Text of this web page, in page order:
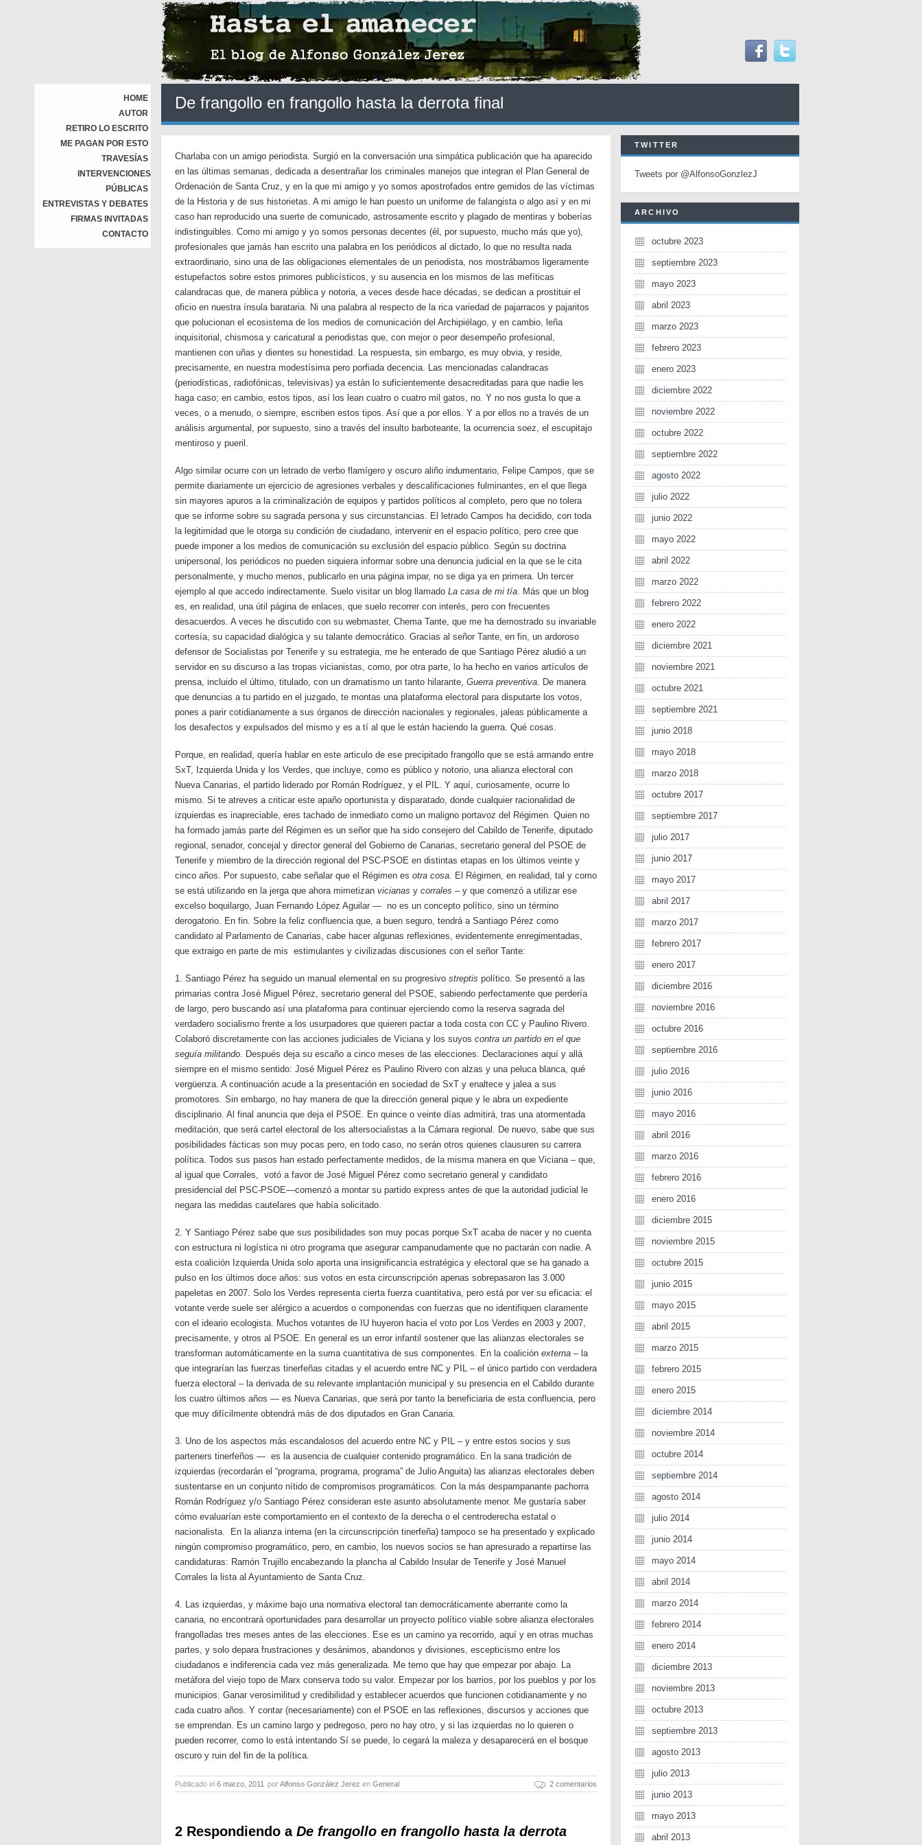
HOME
AUTOR
RETIRO LO ESCRITO
ME PAGAN POR ESTO
TRAVESÍAS
INTERVENCIONES
PÚBLICAS
ENTREVISTAS Y DEBATES
FIRMAS INVITADAS
CONTACTO
De frangollo en frangollo hasta la derrota final
Charlaba con un amigo periodista. Surgió en la conversación una simpática publicación que ha aparecido
en las últimas semanas, dedicada a desentrañar los criminales manejos que integran el Plan General de
Ordenación de Santa Cruz, y en la que mi amigo y yo somos apostrofados entre gemidos de las víctimas
de la Historia y de sus historietas. A mi amigo le han puesto un uniforme de falangista o algo así y en mi
caso han reproducido una suerte de comunicado, astrosamente escrito y plagado de mentiras y boberías
indistinguibles. Como mi amigo y yo somos personas decentes (él, por supuesto, mucho más que yo),
profesionales que jamás han escrito una palabra en los periódicos al dictado, lo que no resulta nada
extraordinario, sino una de las obligaciones elementales de un periodista, nos mostrábamos ligeramente
estupefactos sobre estos primores publicísticos, y su ausencia en los mismos de las mefíticas
calandracas que, de manera pública y notoria, a veces desde hace décadas, se dedican a prostituir el
oficio en nuestra ínsula barataria. Ni una palabra al respecto de la rica variedad de pajarracos y pajaritos
que polucionan el ecosistema de los medios de comunicación del Archipiélago, y en cambio, leña
inquisitorial, chismosa y caricatural a periodistas que, con mejor o peor desempeño profesional,
mantienen con uñas y dientes su honestidad. La respuesta, sin embargo, es muy obvia, y reside,
precisamente, en nuestra modestísima pero porfiada decencia. Las mencionadas calandracas
(periodísticas, radiofónicas, televisivas) ya están lo suficientemente desacreditadas para que nadie les
haga caso; en cambio, estos tipos, así los lean cuatro o cuatro mil gatos, no. Y no nos gusta lo que a
veces, o a menudo, o siempre, escriben estos tipos. Así que a por ellos. Y a por ellos no a través de un
análisis argumental, por supuesto, sino a través del insulto barboteante, la ocurrencia soez, el escupitajo
mentiroso y pueril.
Algo similar ocurre con un letrado de verbo flamígero y oscuro aliño indumentario, Felipe Campos, que se
permite diariamente un ejercicio de agresiones verbales y descalificaciones fulminantes, en el que llega
sin mayores apuros a la criminalización de equipos y partidos políticos al completo, pero que no tolera
que se informe sobre su sagrada persona y sus circunstancias. El letrado Campos ha decidido, con toda
la legitimidad que le otorga su condición de ciudadano, intervenir en el espacio político, pero cree que
puede imponer a los medios de comunicación su exclusión del espacio público. Según su doctrina
unipersonal, los periódicos no pueden siquiera informar sobre una denuncia judicial en la que se le cita
personalmente, y mucho menos, publicarlo en una página impar, no se diga ya en primera. Un tercer
ejemplo al que accedo indirectamente. Suelo visitar un blog llamado La casa de mi tía. Más que un blog
es, en realidad, una útil página de enlaces, que suelo recorrer con interés, pero con frecuentes
desacuerdos. A veces he discutido con su webmaster, Chema Tante, que me ha demostrado su invariable
cortesía, su capacidad dialógica y su talante democrático. Gracias al señor Tante, en fin, un ardoroso
defensor de Socialistas por Tenerife y su estrategia, me he enterado de que Santiago Pérez aludió a un
servidor en su discurso a las tropas vicianistas, como, por otra parte, lo ha hecho en varios artículos de
prensa, incluido el último, titulado, con un dramatismo un tanto hilarante, Guerra preventiva. De manera
que denuncias a tu partido en el juzgado, te montas una plataforma electoral para disputarte los votos,
pones a parir cotidianamente a sus órganos de dirección nacionales y regionales, jaleas públicamente a
los desafectos y expulsados del mismo y es a tí al que le están haciendo la guerra. Qué cosas.
Porque, en realidad, quería hablar en este articulo de ese precipitado frangollo que se está armando entre
SxT, Izquierda Unida y los Verdes, que incluye, como es público y notorio, una alianza electoral con
Nueva Canarias, el partido liderado por Román Rodríguez, y el PIL. Y aquí, curiosamente, ocurre lo
mismo. Si te atreves a criticar este apaño oportunista y disparatado, donde cualquier racionalidad de
izquierdas es inapreciable, eres tachado de inmediato como un maligno portavoz del Régimen. Quien no
ha formado jamás parte del Régimen es un señor que ha sido consejero del Cabildo de Tenerife, diputado
regional, senador, concejal y director general del Gobierno de Canarias, secretario general del PSOE de
Tenerife y miembro de la dirección regional del PSC-PSOE en distintas etapas en los últimos veinte y
cinco años. Por supuesto, cabe señalar que el Régimen es otra cosa. El Régimen, en realidad, tal y como
se está utilizando en la jerga que ahora mimetizan vicianas y corrales – y que comenzó a utilizar ese
excelso boquilargo, Juan Fernando López Aguilar — no es un concepto político, sino un término
derogatorio. En fin. Sobre la feliz confluencia que, a buen seguro, tendrá a Santiago Pérez como
candidato al Parlamento de Canarias, cabe hacer algunas reflexiones, evidentemente enregimentadas,
que extraigo en parte de mis estimulantes y civilizadas discusiones con el señor Tante:
1. Santiago Pérez ha seguido un manual elemental en su progresivo streptis político. Se presentó a las
primarias contra José Miguel Pérez, secretario general del PSOE, sabiendo perfectamente que perdería
de largo, pero buscando así una plataforma para continuar ejerciendo como la reserva sagrada del
verdadero socialismo frente a los usurpadores que quieren pactar a toda costa con CC y Paulino Rivero.
Colaboró discretamente con las acciones judiciales de Viciana y los suyos contra un partido en el que
seguía militando. Después deja su escaño a cinco meses de las elecciones. Declaraciones aquí y allá
siempre en el mismo sentido: José Miguel Pérez es Paulino Rivero con alzas y una peluca blanca, qué
vergüenza. A continuación acude a la presentación en sociedad de SxT y enaltece y jalea a sus
promotores. Sin embargo, no hay manera de que la dirección general pique y le abra un expediente
disciplinario. Al final anuncia que deja el PSOE. En quince o veinte días admitirá, tras una atormentada
meditación, que será cartel electoral de los altersocialistas a la Cámara regional. De nuevo, sabe que sus
posibilidades fácticas son muy pocas pero, en todo caso, no serán otros quienes clausuren su carrera
política. Todos sus pasos han estado perfectamente medidos, de la misma manera en que Viciana – que,
al igual que Corrales, votó a favor de José Miguel Pérez como secretario general y candidato
presidencial del PSC-PSOE—comenzó a montar su partido express antes de que la autoridad judicial le
negara las medidas cautelares que había solicitado.
2. Y Santiago Pérez sabe que sus posibilidades son muy pocas porque SxT acaba de nacer y no cuenta
con estructura ni logística ni otro programa que asegurar campanudamente que no pactarán con nadie. A
esta coalición Izquierda Unida solo aporta una insignificancia estratégica y electoral que se ha ganado a
pulso en los últimos doce años: sus votos en esta circunscripción apenas sobrepasaron las 3.000
papeletas en 2007. Solo los Verdes representa cierta fuerza cuantitativa, pero está por ver su eficacia: el
votante verde suele ser alérgico a acuerdos o componendas con fuerzas que no identifiquen claramente
con el ideario ecologista. Muchos votantes de IU huyeron hacia el voto por Los Verdes en 2003 y 2007,
precisamente, y otros al PSOE. En general es un error infantil sostener que las alianzas electorales se
transforman automáticamente en la suma cuantitativa de sus componentes. En la coalición externa – la
que integrarían las fuerzas tinerfeñas citadas y el acuerdo entre NC y PIL – el único partido con verdadera
fuerza electoral – la derivada de su relevante implantación municipal y su presencia en el Cabildo durante
los cuatro últimos años — es Nueva Canarias, que será por tanto la beneficiaria de esta confluencia, pero
que muy difícilmente obtendrá más de dos diputados en Gran Canaria.
3. Uno de los aspectos más escandalosos del acuerdo entre NC y PIL – y entre estos socios y sus
parteners tinerfeños — es la ausencia de cualquier contenido programático. En la sana tradición de
izquierdas (recordarán el “programa, programa, programa” de Julio Anguita) las alianzas electorales deben
sustentarse en un conjunto nítido de compromisos programáticos. Con la más despampanante pachorra
Román Rodríguez y/o Santiago Pérez consideran este asunto absolutamente menor. Me gustaría saber
cómo evaluarían este comportamiento en el contexto de la derecha o el centroderecha estatal o
nacionalista. En la alianza interna (en la circunscripción tinerfeña) tampoco se ha presentado y explicado
ningún compromiso programático, pero, en cambio, los nuevos socios se han apresurado a repartirse las
candidaturas: Ramón Trujillo encabezando la plancha al Cabildo Insular de Tenerife y José Manuel
Corrales la lista al Ayuntamiento de Santa Cruz.
4. Las izquierdas, y máxime bajo una normativa electoral tan democráticamente aberrante como la
canaria, no encontrará oportunidades para desarrollar un proyecto político viable sobre alianza electorales
frangolladas tres meses antes de las elecciones. Ese es un camino ya recorrido, aquí y en otras muchas
partes, y solo depara frustraciones y desánimos, abandonos y divisiones, escepticismo entre los
ciudadanos e indiferencia cada vez más generalizada. Me temo que hay que empezar por abajo. La
metáfora del viejo topo de Marx conserva todo su valor. Empezar por los barrios, por los pueblos y por los
municipios. Ganar verosimilitud y credibilidad y establecer acuerdos que funcionen cotidianamente y no
cada cuatro años. Y contar (necesariamente) con el PSOE en las reflexiones, discursos y acciones que
se emprendan. Es un camino largo y pedregoso, pero no hay otro, y si las izquierdas no lo quieren o
pueden recorrer, como lo está intentando Sí se puede, lo cegará la maleza y desaparecerá en el bosque
oscuro y ruin del fin de la política.
Publicado el 6 marzo, 2011 porAlfonso González Jerez en General 2 comentarios
2 Respondiendo a De frangollo en frangollo hasta la derrota
TWITTER
Tweets por @AlfonsoGonzlezJ
ARCHIVO
octubre 2023
septiembre 2023
mayo 2023
abril 2023
marzo 2023
febrero 2023
enero 2023
diciembre 2022
noviembre 2022
octubre 2022
septiembre 2022
agosto 2022
julio 2022
junio 2022
mayo 2022
abril 2022
marzo 2022
febrero 2022
enero 2022
diciembre 2021
noviembre 2021
octubre 2021
septiembre 2021
junio 2018
mayo 2018
marzo 2018
octubre 2017
septiembre 2017
julio 2017
junio 2017
mayo 2017
abril 2017
marzo 2017
febrero 2017
enero 2017
diciembre 2016
noviembre 2016
octubre 2016
septiembre 2016
julio 2016
junio 2016
mayo 2016
abril 2016
marzo 2016
febrero 2016
enero 2016
diciembre 2015
noviembre 2015
octubre 2015
junio 2015
mayo 2015
abril 2015
marzo 2015
febrero 2015
enero 2015
diciembre 2014
noviembre 2014
octubre 2014
septiembre 2014
agosto 2014
julio 2014
junio 2014
mayo 2014
abril 2014
marzo 2014
febrero 2014
enero 2014
diciembre 2013
noviembre 2013
octubre 2013
septiembre 2013
agosto 2013
julio 2013
junio 2013
mayo 2013
abril 2013